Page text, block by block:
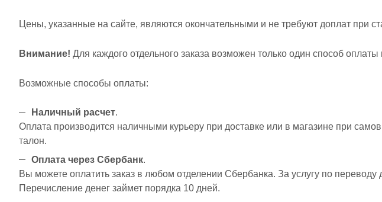
Цены, указанные на сайте, являются окончательными и не требуют доплат при
Внимание! Для каждого отдельного заказа возможен только один способ
Возможные способы оплаты:
Наличный расчет.
Оплата производится наличными курьеру при доставке или в магазине при
талон.
Оплата через Сбербанк.
Вы можете оплатить заказ в любом отделении Сбербанка. За услугу по переводу
Перечисление денег займет порядка 10 дней.